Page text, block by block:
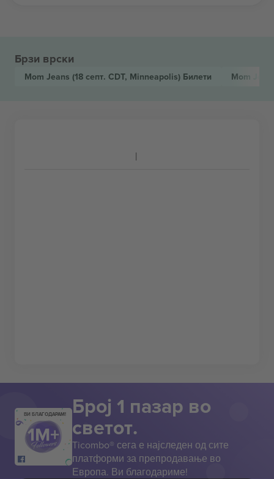
Брзи врски
Mom Jeans (18 септ. CDT, Minneapolis) Билети Mom
ВИ БЛАГОДАРАМ! Број 1 пазар во
светот.
Ticombo® сега е најследен од сите
платформи за препродавање во
Европа. Ви благодариме!